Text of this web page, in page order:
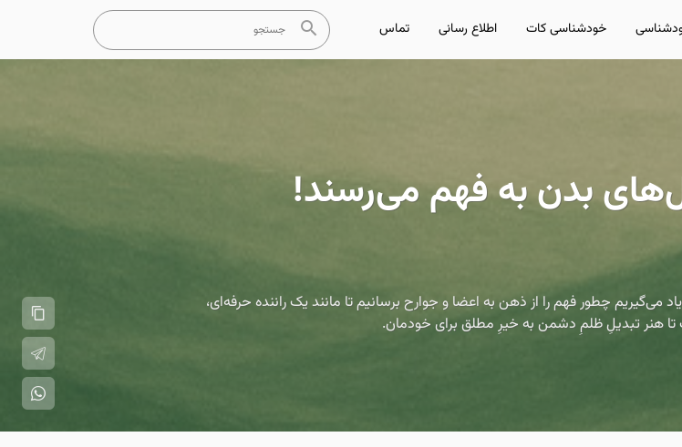
خودشناسی کات اطلاع رسانی تماس
بدن به فهم می‌رسند!
چطور فهم را از ذهن به اعضا و جوارح برسانیم تا مانند یک راننده حرفه‌ای،
هنر تبدیلِ ظلمِ دشمن به خیرِ مطلق برای خودمان.